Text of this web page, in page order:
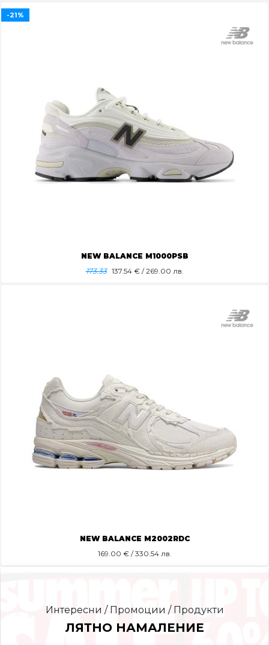
NEW BALANCE M1000PSB
173.33 137.54€ / 269.00 лв.
-21%
NEW BALANCE M2002RDC
169.00 € / 330.54 лв.
Интересни / Промоции / Продукти
ЛЯТНО НАМАЛЕНИЕ